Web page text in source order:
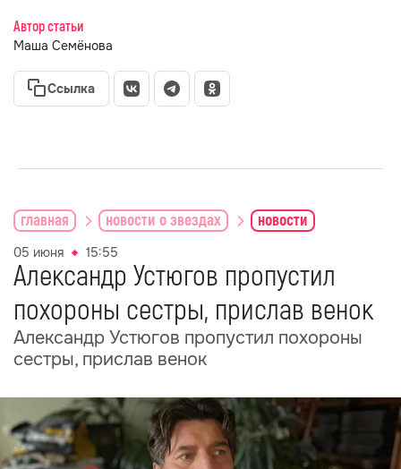
Автор статьи
Маша Семёнова
Ссылка
главная новости о звездах новости
05 июня 15:55
Александр Устюгов пропустил
похороны сестры, прислав венок
Александр Устюгов пропустил похороны
сестры, прислав венок